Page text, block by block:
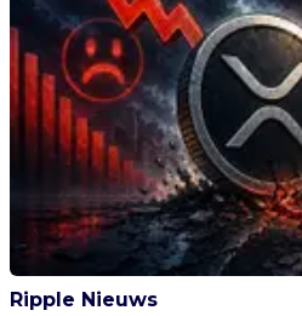
Ripple Nieuws